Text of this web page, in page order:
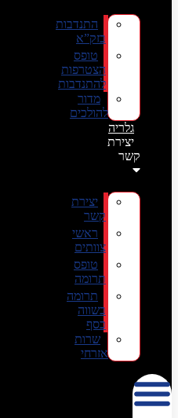
התנדבות
בזק”א
טופס
הצטרפות
להתנדבות
מדור
להולכים
גלריה
יצירת
קשר
יצירת
קשר
ראשי
צוותים
טופס
תרומה
תרומה
בשווה
כסף
שרות
אזרחי